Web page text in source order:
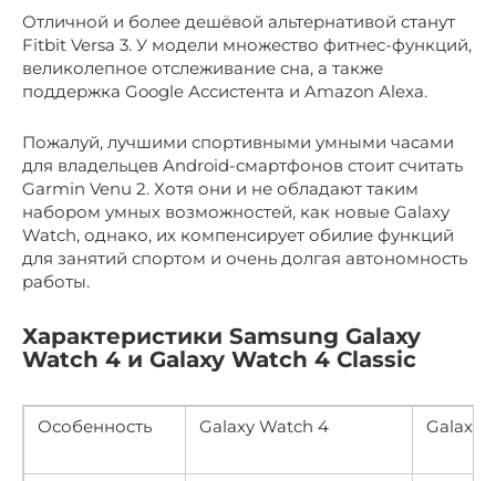
Отличной и более дешёвой альтернативой станут
Fitbit Versa 3. У модели множество фитнес-функций,
великолепное отслеживание сна, а также
поддержка Google Ассистента и Amazon Alexa.
Пожалуй, лучшими спортивными умными часами
для владельцев Android-смартфонов стоит считать
Garmin Venu 2. Хотя они и не обладают таким
набором умных возможностей, как новые Galaxy
Watch, однако, их компенсирует обилие функций
для занятий спортом и очень долгая автономность
работы.
Характеристики Samsung Galaxy
Watch 4 и Galaxy Watch 4 Classic
Особенность Galaxy Watch 4 Galaxy